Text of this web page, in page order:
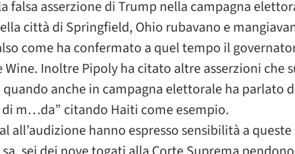
falsa asserzione di Trump nella campagna
città di Springfield, Ohio rubavano e
come ha confermato a quel tempo il
Wine. Inoltre Pipoly ha citato altre asserzioni che
anche in campagna elettorale ha parlato
di m…da” citando Haiti come esempio.
all’audizione hanno espresso sensibilità a